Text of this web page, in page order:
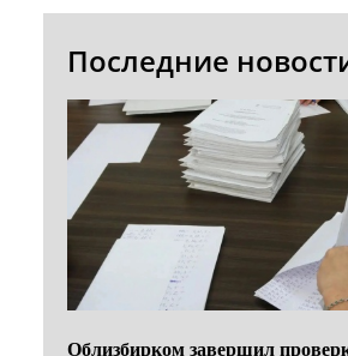
Последние
Облизбирком завершил